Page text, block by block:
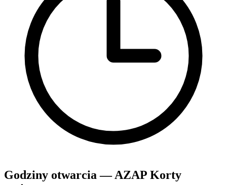
Godziny otwarcia — AZAP Korty